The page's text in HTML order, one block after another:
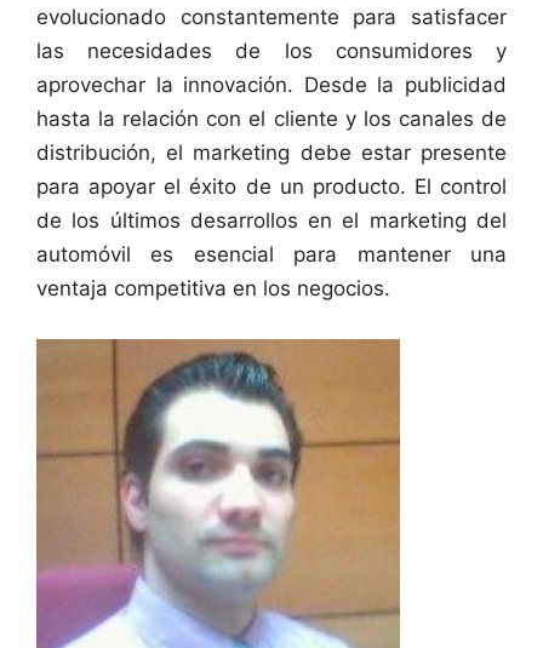
evolucionado constantemente para satisfacer
las necesidades de los consumidores y
aprovechar la innovación. Desde la publicidad
hasta la relación con el cliente y los canales de
distribución, el marketing debe estar presente
para apoyar el éxito de un producto. El control
de los últimos desarrollos en el marketing del
automóvil es esencial para mantener una
ventaja competitiva en los negocios.